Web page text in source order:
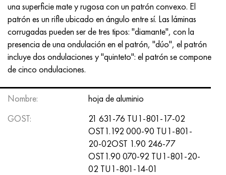
una superficie mate y rugosa con un patrón convexo. El
patrón es un rifle ubicado en ángulo entre sí. Las láminas
corrugadas pueden ser de tres tipos: "diamante", con la
presencia de una ondulación en el patrón, "dúo", el patrón
incluye dos ondulaciones y "quinteto": el patrón se compone
de cinco ondulaciones.
Nombre:
hoja de aluminio
GOST:
21 631-76 TU1-801-17-02
OST1.192 000-90 TU1-801-
20-02OST 1.90 246-77
OST1.90 070-92 TU1-801-20-
02 TU1-801-14-01